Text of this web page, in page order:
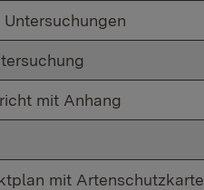
mit Anhang
mit Artenschutzkarte